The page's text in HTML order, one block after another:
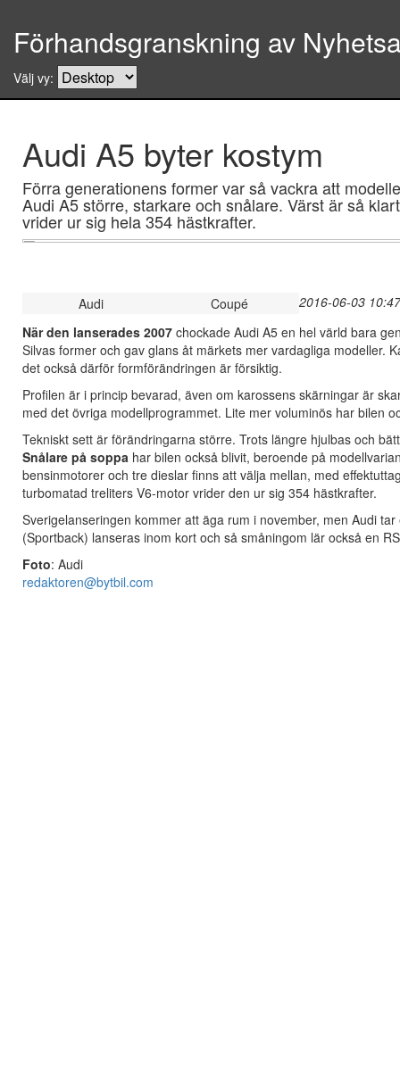
Förhandsgranskning av
Välj vy:
Audi A5 byter kostym
Förra generationens former var så vackra att
Audi A5 större, starkare och snålare. Värst är så
vrider ur sig hela 354 hästkrafter.
2016-06-03
Audi
Coupé
När den lanserades 2007 chockade Audi A5 en hel värld bara
Silvas former och gav glans åt märkets mer vardagliga modeller.
det också därför formförändringen är försiktig.
Profilen är i princip bevarad, även om karossens skärningar är
med det övriga modellprogrammet. Lite mer voluminös har bilen
Tekniskt sett är förändringarna större. Trots längre hjulbas och
Snålare på soppa har bilen också blivit, beroende på
bensinmotorer och tre dieslar finns att välja mellan, med
turbomatad treliters V6-motor vrider den ur sig 354 hästkrafter.
Sverigelanseringen kommer att äga rum i november, men Audi
(Sportback) lanseras inom kort och så småningom lär också en
Foto: Audi
redaktoren@bytbil.com